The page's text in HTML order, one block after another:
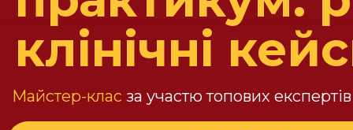
клінічні
Майстер-клас за участю топових